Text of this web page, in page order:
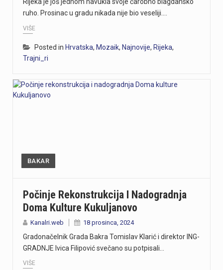
ruho. Prosinac u gradu nikada nije bio veseliji.…
VIŠE
Posted in Hrvatska, Mozaik, Najnovije, Rijeka,
Trajni_ri
BAKAR
Počinje Rekonstrukcija I Nadogradnja
Doma Kulture Kukuljanovo
Kanalri.web 18 prosinca, 2024
Gradonačelnik Grada Bakra Tomislav Klarić i direktor ING-
GRADNJE Ivica Filipović svečano su potpisali…
VIŠE